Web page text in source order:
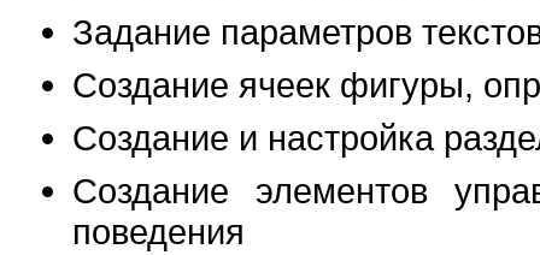
Задание параметров
Создание ячеек фигуры,
Создание и настройка
Создание элементов
поведения